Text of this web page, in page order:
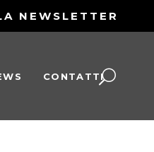
NEWSLETTER
CONTATTI